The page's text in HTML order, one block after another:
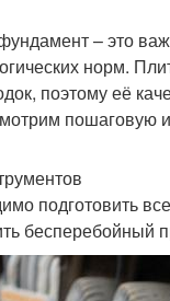
– это
норм.
поэтому её
пошаговую
подготовить
бесперебойный